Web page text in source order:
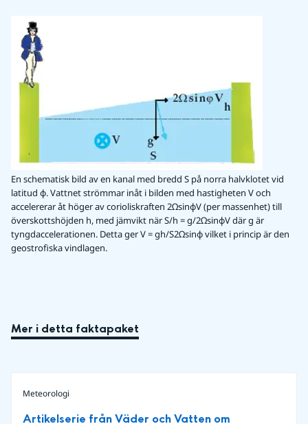
En schematisk bild av en kanal med bredd S på norra halvklotet vid
latitud φ. Vattnet strömmar inåt i bilden med hastigheten V och
accelererar åt höger av corioliskraften 2ΩsinφV (per massenhet) till
överskottshöjden h, med jämvikt när S/h = g/2ΩsinφV där g är
tyngdaccelerationen. Detta ger V = gh/S2Ωsinφ vilket i princip är den
geostrofiska vindlagen.
Mer i detta faktapaket
Meteorologi
Artikelserie från Väder och Vatten om